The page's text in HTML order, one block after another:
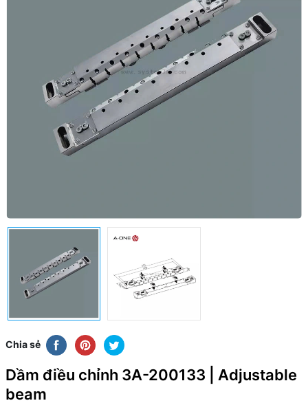
Chia sẻ
Dầm điều chỉnh 3A-200133 | Adjustable
beam